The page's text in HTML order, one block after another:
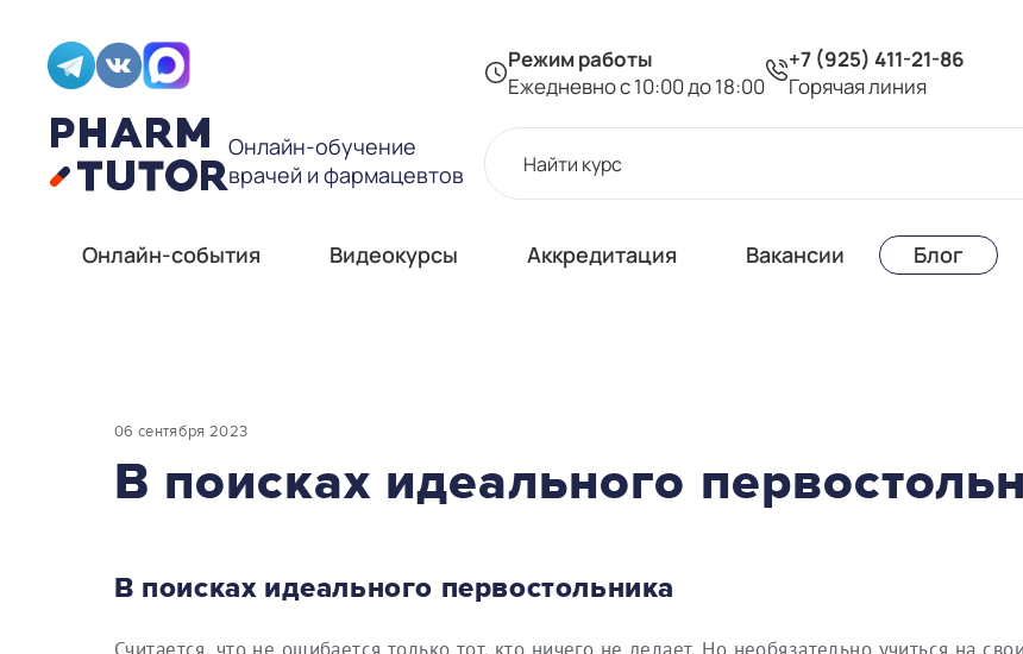
Онлайн-обучение
врачей и фармацевтов
Режим работы
Ежедневно с 10:00 до 18:00
+7 (925) 411-21-86
Горячая линия
Онлайн-события Видеокурсы Аккредитация Вакансии Блог
06 сентября 2023
В поисках идеального
В поисках идеального первостольника